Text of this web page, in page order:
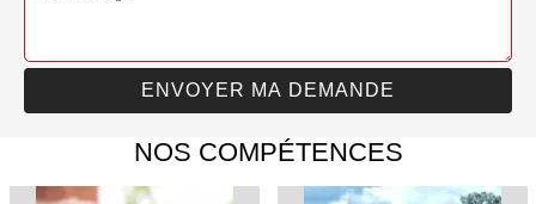
NOS COMPÉTENCES